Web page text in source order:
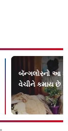
બૅન્ગલોરનો આ
વેચીને કમાય છે